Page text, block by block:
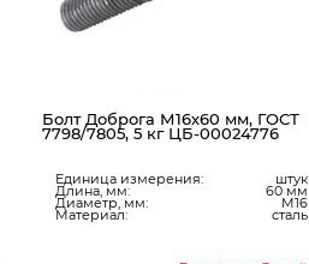
Болт Доброга М16х60 мм, ГОСТ
7798/7805, 5 кг ЦБ-00024776
Единица измерения: штук
Длина, мм: 60 мм
Диаметр, мм: М16
Материал: сталь